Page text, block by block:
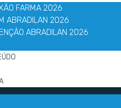
FARMA 2026
ABRADILAN 2026
ABRADILAN 2026